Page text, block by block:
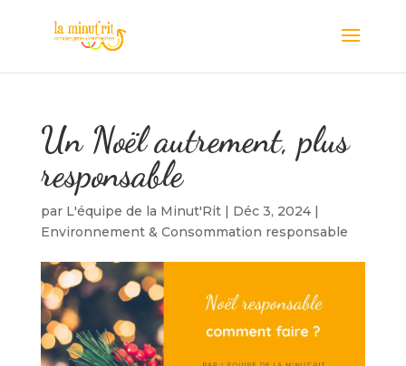
Un Noël autrement, plus
responsable
par L'équipe de la Minut'Rit| Déc 3, 2024|
Environnement & Consommation responsable